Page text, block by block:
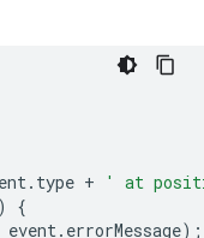
. type +
' at
)
{
event. errorMessage);